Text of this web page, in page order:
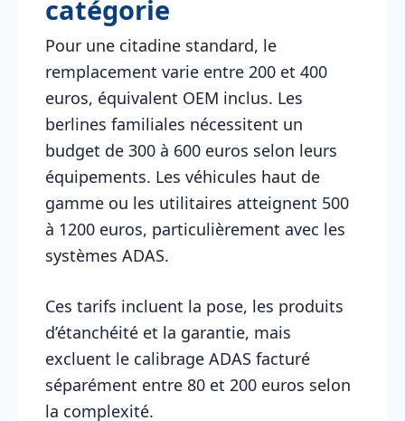
catégorie
Pour une citadine standard, le
remplacement varie entre 200 et 400
euros, équivalent OEM inclus. Les
berlines familiales nécessitent un
budget de 300 à 600 euros selon leurs
équipements. Les véhicules haut de
gamme ou les utilitaires atteignent 500
à 1200 euros, particulièrement avec les
systèmes ADAS.
Ces tarifs incluent la pose, les produits
d’étanchéité et la garantie, mais
excluent le calibrage ADAS facturé
séparément entre 80 et 200 euros selon
la complexité.